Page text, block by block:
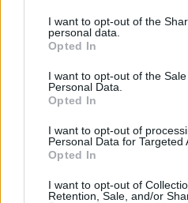
not limited to your visit or usage
grant or deny consent to
use your data for below
consent section.
I want to opt-out of the
personal data.
Opted In
I want to opt-out of the
Personal Data.
Opted In
I want to opt-out of
Personal Data for Targeted
Opted In
I want to opt-out of
Retention, Sale, and/or
Csak az Egyesült
technológiai vállalat
megállításán. A Bank of
a szektornak a mérete